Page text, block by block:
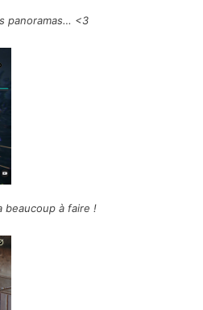
panoramas… <3
beaucoup à faire !